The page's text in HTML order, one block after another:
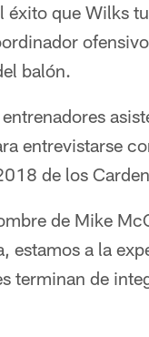
que Wilks
balón.
entrevistarse
de los
de Mike
estamos a la
terminan de